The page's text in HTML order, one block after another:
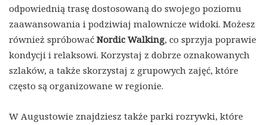
odpowiednią trasę dostosowaną do swojego poziomu
zaawansowania i podziwiaj malownicze widoki. Możesz
również spróbować Nordic Walking, co sprzyja poprawie
kondycji i relaksowi. Korzystaj z dobrze oznakowanych
szlaków, a także skorzystaj z grupowych zajęć, które
często są organizowane w regionie.
W Augustowie znajdziesz także parki rozrywki, które